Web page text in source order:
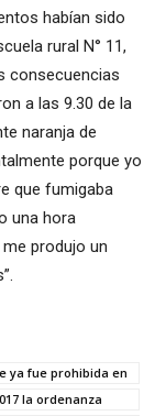
habían sido
rural N° 11,
consecuencias
a las 9.30 de la
naranja de
porque yo
que fumigaba
una hora
produjo un
ya fue prohibida en
la ordenanza